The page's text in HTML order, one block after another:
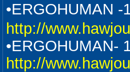
•ERGOHUMAN
http://
http://